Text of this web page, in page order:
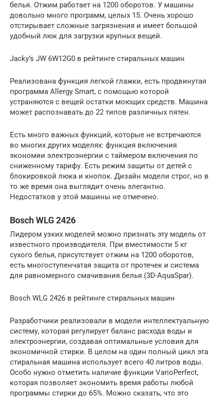
белья. Отжим работает на 1200 оборотов. У машины
довольно много программ, целых 15. Очень хорошо
отстирывает сложные загрязнения и имеет большой
удобный люк для загрузки крупных вещей.
Jacky’s JW 6W12G0 в рейтинге стиральных машин
Реализована функция легкой глажки, есть продвинутая
программа Allergy Smart, с помощью которой
устраняются с вещей остатки моющих средств. Машина
может распознавать до 22 типов различных пятен.
Есть много важных функций, которые не встречаются
во многих других моделях: функция включения
экономии электроэнергии с таймером включения по
сниженному тарифу. Есть режим защиты от детей с
блокировкой люка и кнопок. Дизайн модели строг, но в
то же время она выглядит очень элегантно.
Недостатков у этой машины не отмечено.
Bosch WLG 2426
Лидером узких моделей можно признать эту модель от
известного производителя. При вместимости 5 кг
сухого белья, присутствует отжим на 1200 оборотов,
есть многоступенчатая защита от протечек и система
для равномерного смачивания белья (3D-AquaSpar).
Bosch WLG 2426 в рейтинге стиральных машин
Разработчики реализовали в модели интеллектуальную
систему, которая регулирует баланс расхода воды и
электроэнергии, создавая оптимальные условия для
экономичной стирки. В целом на один полный цикл эта
стиральная машина использует всего 40 литров воды.
Особо нужно отметить наличие функции VarioPerfect,
которая позволяет экономить время работы любой
программы стирки до 65%. Можно сказать, что это